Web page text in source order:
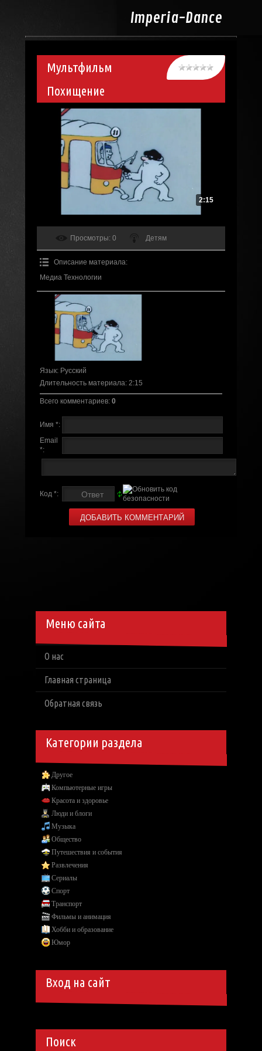
Imperia-Dance
Мультфильм
Похищение
2:15
Просмотры: 0 Детям
Описание материала:
Медиа Технологии
Язык: Русский
Длительность материала: 2:15
Всего комментариев: 0
Имя *:
Email
*:
Код *:
Меню сайта
О нас
Главная страница
Обратная связь
Категории раздела
Другое
Компьютерные игры
Красота и здоровье
Люди и блоги
Музыка
Общество
Путешествия и события
Развлечения
Сериалы
Спорт
Транспорт
Фильмы и анимация
Хобби и образование
Юмор
Вход на сайт
Поиск